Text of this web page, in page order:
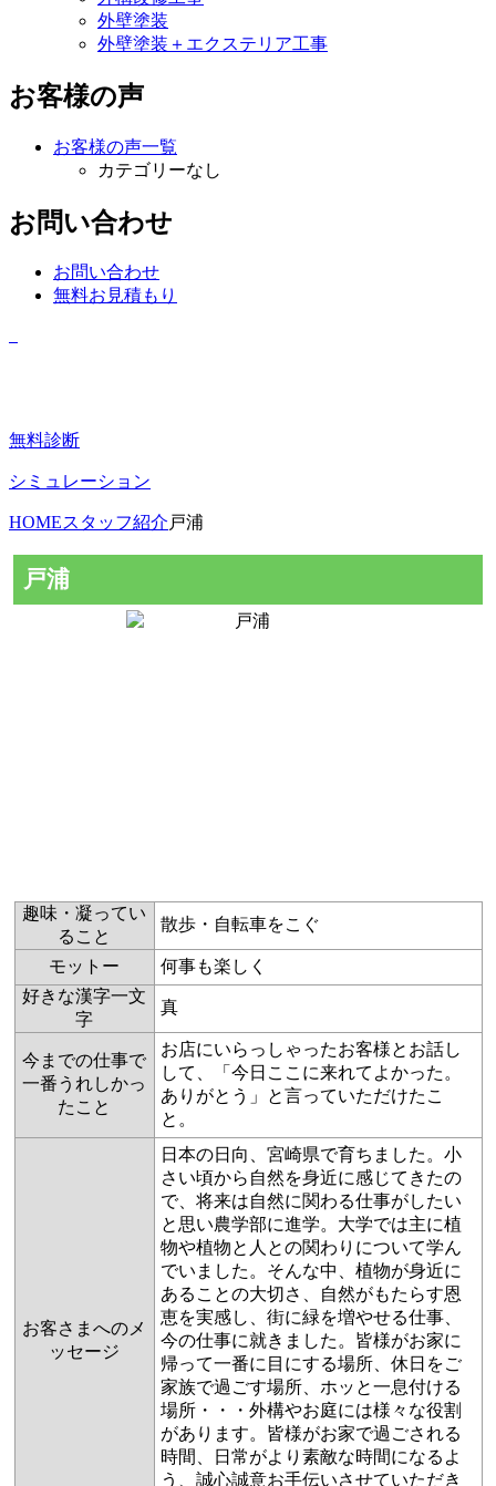
外壁塗装
外壁塗装＋エクステリア工事
お客様の声
お客様の声一覧
カテゴリーなし
お問い合わせ
お問い合わせ
無料お見積もり
無料診断
シミュレーション
HOMEスタッフ紹介 戸浦
戸浦
趣味・凝ってい
ること
散歩・自転車をこぐ
モットー
何事も楽しく
好きな漢字一文
字
真
今までの仕事で
一番うれしかっ
たこと
お店にいらっしゃったお客様とお話し
して、「今日ここに来れてよかった。
ありがとう」と言っていただけたこ
と。​
お客さまへのメ
ッセージ
日本の日向、宮崎県で育ちました。小
さい頃から自然を身近に感じてきたの
で、将来は自然に関わる仕事がしたい
と思い農学部に進学。大学では主に植
物や植物と人との関わりについて学ん
でいました。そんな中、植物が身近に
あることの大切さ、自然がもたらす恩
恵を実感し、街に緑を増やせる仕事、
今の仕事に就きました。皆様がお家に
帰って一番に目にする場所、休日をご
家族で過ごす場所、ホッと一息付ける
場所・・・外構やお庭には様々な役割
があります。皆様がお家で過ごされる
時間、日常がより素敵な時間になるよ
う、誠心誠意お手伝いさせていただき